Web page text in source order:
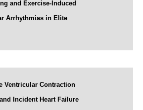
and Exercise-Induced
Arrhythmias in Elite
Ventricular Contraction
Incident Heart Failure